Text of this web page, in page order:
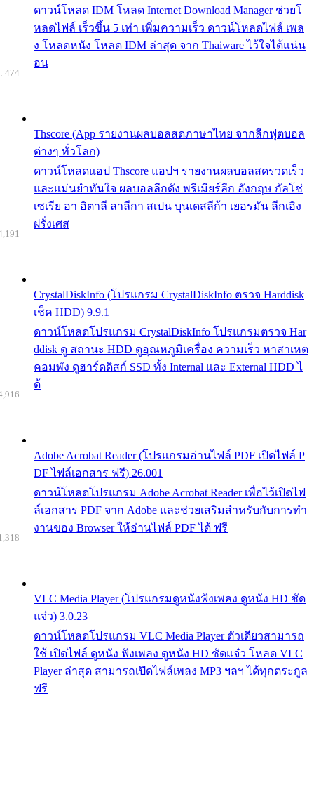
ดาวน์โหลด IDM โหลด Internet Download Manager ช่วยโ
หลดไฟล์ เร็วขึ้น 5 เท่า เพิ่มความเร็ว ดาวน์โหลดไฟล์ เพล
ง โหลดหนัง โหลด IDM ล่าสุด จาก Thaiware ไว้ใจได้แน่น
อน
Thscore (App รายงานผลบอลสดภาษาไทย จากลีกฟุตบอล
ต่างๆ ทั่วโลก)
ดาวน์โหลดแอป Thscore แอปฯ รายงานผลบอลสดรวดเร็ว
และแม่นยำทันใจ ผลบอลลีกดัง พรีเมียร์ลีก อังกฤษ กัลโช่
เซเรีย อา อิตาลี ลาลีกา สเปน บุนเดสลีก้า เยอรมัน ลีกเอิง
ฝรั่งเศส
474
CrystalDiskInfo (โปรแกรม CrystalDiskInfo ตรวจ Harddisk
เช็ค HDD) 9.9.1
ดาวน์โหลดโปรแกรม CrystalDiskInfo โปรแกรมตรวจ Har
ddisk ดู สถานะ HDD ดูอุณหภูมิเครื่อง ความเร็ว หาสาเหต
คอมพัง ดูฮาร์ดดิสก์ SSD ทั้ง Internal และ External HDD ไ
ด้
Adobe Acrobat Reader (โปรแกรมอ่านไฟล์ PDF เปิดไฟล์ P
DF ไฟล์เอกสาร ฟรี) 26.001
ดาวน์โหลดโปรแกรม Adobe Acrobat Reader เพื่อไว้เปิดไฟ
ล์เอกสาร PDF จาก Adobe และช่วยเสริมสำหรับกับการทำ
งานของ Browser ให้อ่านไฟล์ PDF ได้ ฟรี
VLC Media Player (โปรแกรมดูหนังฟังเพลง ดูหนัง HD ชัด
แจ๋ว) 3.0.23
ดาวน์โหลดโปรแกรม VLC Media Player ตัวเดียวสามารถ
ใช้ เปิดไฟล์ ดูหนัง ฟังเพลง ดูหนัง HD ชัดแจ๋ว โหลด VLC
Player ล่าสุด สามารถเปิดไฟล์เพลง MP3 ฯลฯ ได้ทุกตระกูล
ฟรี